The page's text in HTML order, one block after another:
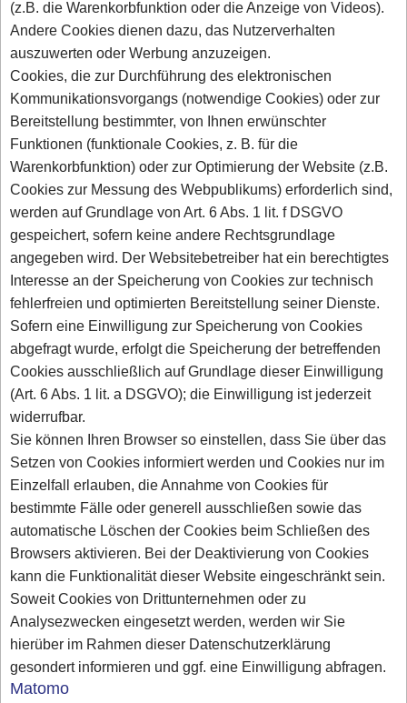
(z.B. die Warenkorbfunktion oder die Anzeige von Videos).
Andere Cookies dienen dazu, das Nutzerverhalten
auszuwerten oder Werbung anzuzeigen.
Cookies, die zur Durchführung des elektronischen
Kommunikationsvorgangs (notwendige Cookies) oder zur
Bereitstellung bestimmter, von Ihnen erwünschter
Funktionen (funktionale Cookies, z. B. für die
Warenkorbfunktion) oder zur Optimierung der Website (z.B.
Cookies zur Messung des Webpublikums) erforderlich sind,
werden auf Grundlage von Art. 6 Abs. 1 lit. f DSGVO
gespeichert, sofern keine andere Rechtsgrundlage
angegeben wird. Der Websitebetreiber hat ein berechtigtes
Interesse an der Speicherung von Cookies zur technisch
fehlerfreien und optimierten Bereitstellung seiner Dienste.
Sofern eine Einwilligung zur Speicherung von Cookies
abgefragt wurde, erfolgt die Speicherung der betreffenden
Cookies ausschließlich auf Grundlage dieser Einwilligung
(Art. 6 Abs. 1 lit. a DSGVO); die Einwilligung ist jederzeit
widerrufbar.
Sie können Ihren Browser so einstellen, dass Sie über das
Setzen von Cookies informiert werden und Cookies nur im
Einzelfall erlauben, die Annahme von Cookies für
bestimmte Fälle oder generell ausschließen sowie das
automatische Löschen der Cookies beim Schließen des
Browsers aktivieren. Bei der Deaktivierung von Cookies
kann die Funktionalität dieser Website eingeschränkt sein.
Soweit Cookies von Drittunternehmen oder zu
Analysezwecken eingesetzt werden, werden wir Sie
hierüber im Rahmen dieser Datenschutzerklärung
gesondert informieren und ggf. eine Einwilligung abfragen.
Matomo